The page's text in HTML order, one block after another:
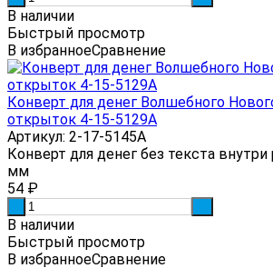
В наличии
Быстрый просмотр
В избранноеСравнение
Конверт для денег Волшебного
открыток 4-15-5129А
Артикул: 2-17-5145А
Конверт для денег без текста
мм
54 ₽
В наличии
Быстрый просмотр
В избранноеСравнение